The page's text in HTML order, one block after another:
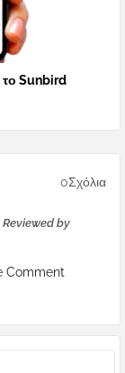
το Sunbird
0Σχόλια
by
Comment